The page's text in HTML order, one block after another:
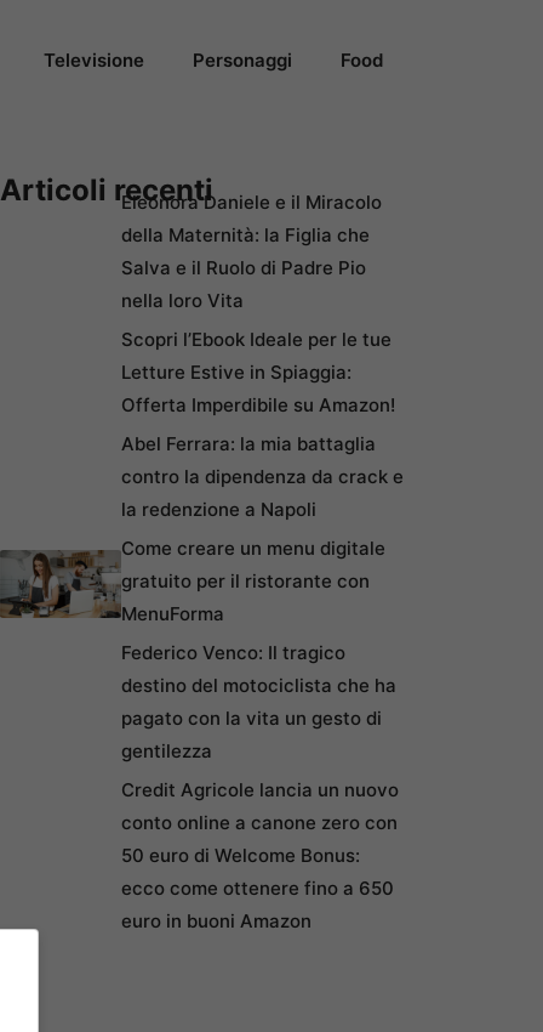
Televisione Personaggi Food
Articoli recentiEleonora Daniele e il Miracolo
della Maternità: la Figlia che
Salva e il Ruolo di Padre Pio
nella loro Vita
Scopri l’Ebook Ideale per le tue
Letture Estive in Spiaggia:
Offerta Imperdibile su Amazon!
Abel Ferrara: la mia battaglia
contro la dipendenza da crack e
la redenzione a Napoli
Come creare un menu digitale
gratuito per il ristorante con
MenuForma
Federico Venco: Il tragico
destino del motociclista che ha
pagato con la vita un gesto di
gentilezza
Credit Agricole lancia un nuovo
conto online a canone zero con
50 euro di Welcome Bonus:
ecco come ottenere fino a 650
euro in buoni Amazon